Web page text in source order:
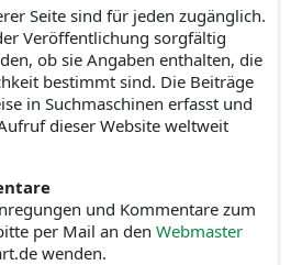
Seite sind für jeden zugänglich.
Veröffentlichung sorgfältig
ob sie Angaben enthalten, die
bestimmt sind. Die Beiträge
in Suchmaschinen erfasst und
dieser Website weltweit
und Kommentare zum
per Mail an den Webmaster
wenden.